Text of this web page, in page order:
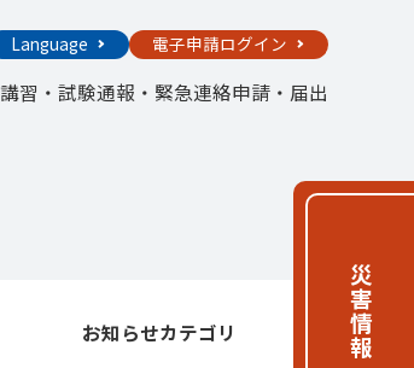
Language 電子申請ログイン
講習・試験通報・緊急連絡申請・届出
災害情報
お知らせカテゴリ